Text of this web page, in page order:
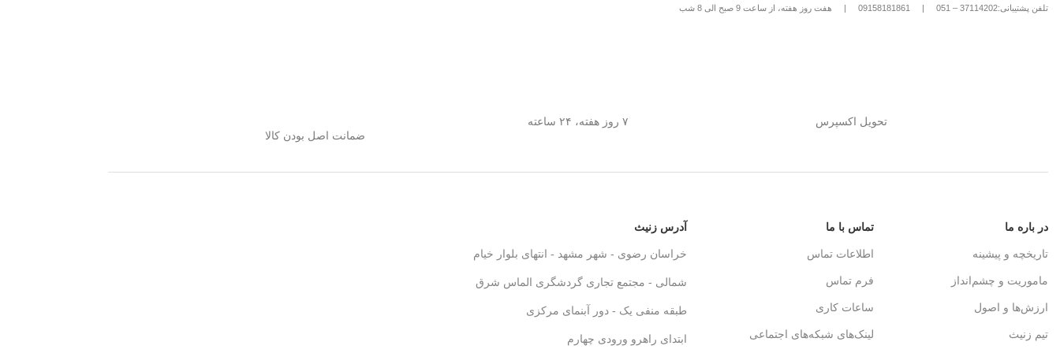
تلفن پشتیبانی:37114202 – 051 |
09158181861
| هفت روز هفته، از ساعت 9 صبح الی 8 شب
تحویل اکسپرس
۷ روز هفته، ۲۴ ساعته
ضمانت اصل بودن کالا
در باره ما
تاریخچه و پیشینه
ماموریت و چشم‌انداز
ارزش‌ها و اصول
تیم زنیث
تماس با ما
اطلاعات تماس
فرم تماس
ساعات کاری
لینک‌های شبکه‌های اجتماعی
آدرس زنیث
خراسان رضوی - شهر مشهد - انتهای بلوار خیام
شمالی - مجتمع تجاری گردشگری الماس شرق
طبقه منفی یک - دور آبنمای مرکزی
ابتدای راهرو ورودی چهارم